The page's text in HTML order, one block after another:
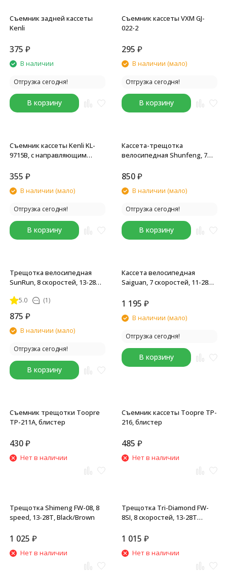
Съемник задней кассеты
Kenli
375 ₽
В наличии
Отгрузка сегодня!
В корзину
Съемник кассеты VXM GJ-
022-2
295 ₽
В наличии (мало)
Отгрузка сегодня!
В корзину
Съемник кассеты Kenli KL-
9715B, с направляющим
355 ₽
В наличии (мало)
Отгрузка сегодня!
В корзину
Кассета-трещотка
велосипедная Shunfeng, 7
коричневая, без. упаковки
850₽
В наличии (мало)
Отгрузка сегодня!
В корзину
Трещотка велосипедная
SunRun, 8 скоростей, 13-28T,
5.0 (1)
875 ₽
В наличии (мало)
Отгрузка сегодня!
В корзину
Кассета велосипедная
Saiguan, 7 скоростей, 11-28T,
1 195 ₽
В наличии (мало)
Отгрузка сегодня!
В корзину
Съемник трещотки Toopre
TP-211A, блистер
430₽
Нет в наличии
Съемник кассеты Toopre TP-
216, блистер
485 ₽
Нет в наличии
Трещотка Shimeng FW-08, 8
speed, 13-28T, Black/Brown
1 025 ₽
Нет в наличии
Трещотка Tri-Diamond FW-
8SI, 8 скоростей, 13-28T
1 015 ₽
Нет в наличии